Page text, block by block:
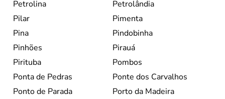
Petrolina
Petrolândia
Pilar
Pimenta
Pina
Pindobinha
Pinhões
Pirauá
Pirituba
Pombos
Ponta de Pedras
Ponte dos Carvalhos
Ponto de Parada
Porto da Madeira